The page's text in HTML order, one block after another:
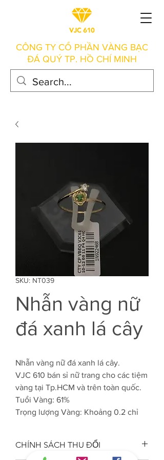
CÔNG TY CỔ PHẦN VÀNG BẠC
ĐÁ QUÝ TP. HỒ CHÍ MINH
SKU: NT039
Nhẫn vàng nữ
đá xanh lá cây
Nhẫn vàng nữ đá xanh lá cây.
VJC 610 bán sỉ nữ trang cho các tiệm
vàng tại Tp.HCM và trên toàn quốc.
Tuổi Vàng: 61%
Trọng lượng Vàng: Khoảng 0.2 chỉ
CHÍNH SÁCH THU ĐỔI